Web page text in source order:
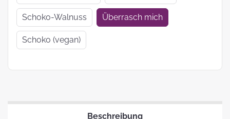
Schoko-Walnuss Überrasch mich
Schoko (vegan)
Beschreibung